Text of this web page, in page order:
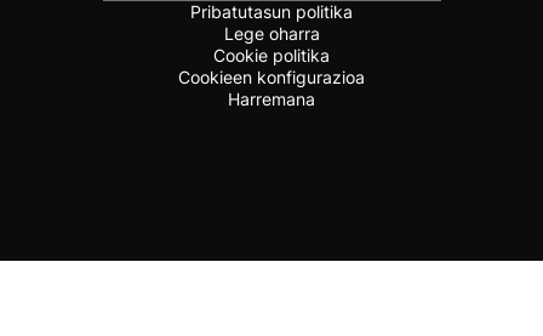
Pribatutasun politika
Lege oharra
Cookie politika
Cookieen konfigurazioa
Harremana